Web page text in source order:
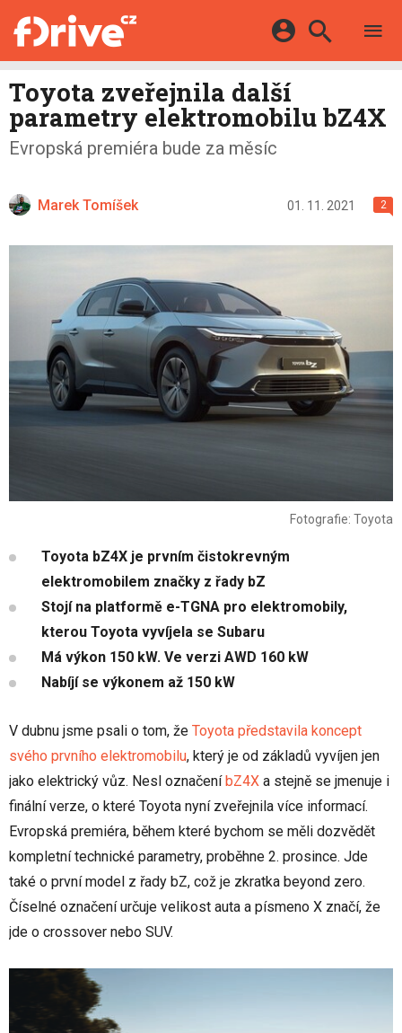
KATALOG
MAPA STANIC
VIDEA
HYBRIDY
E-MOTORSPORT
OSTATNÍ
Facebook Google
Toyota zveřejnila další
parametry elektromobilu bZ4X
Evropská premiéra bude za měsíc
Marek Tomíšek 01. 11. 2021 2
Fotografie: Toyota
Toyota bZ4X je prvním čistokrevným
elektromobilem značky z řady bZ
Stojí na platformě e-TGNA pro elektromobily,
kterou Toyota vyvíjela se Subaru
Má výkon 150 kW. Ve verzi AWD 160 kW
Nabíjí se výkonem až 150 kW
V dubnu jsme psali o tom, že Toyota představila koncept
svého prvního elektromobilu, který je od základů vyvíjen jen
jako elektrický vůz. Nesl označení bZ4X a stejně se jmenuje i
finální verze, o které Toyota nyní zveřejnila více informací.
Evropská premiéra, během které bychom se měli dozvědět
kompletní technické parametry, proběhne 2. prosince. Jde
také o první model z řady bZ, což je zkratka beyond zero.
Číselné označení určuje velikost auta a písmeno X značí, že
jde o crossover nebo SUV.